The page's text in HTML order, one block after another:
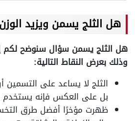
هل الثلج يسمن ويزيد الوزن
هل الثلج يسمن سؤال سنوضح لكم
وذلك بعرض النقاط التالية:
الثلج لا يساعد على التسمين
بل على العكس فإنه يستخدم
ظهرت مؤخرًا أفضل طرق